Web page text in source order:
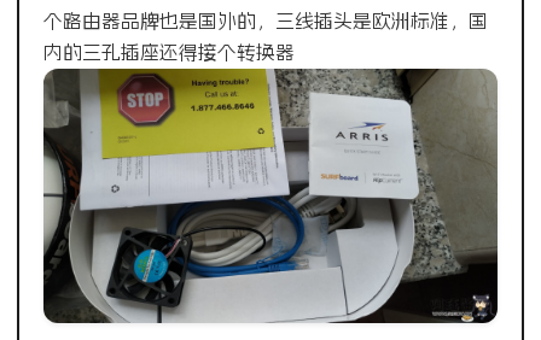
个路由器品牌也是国外的，三线插头是欧洲标准，国
内的三孔插座还得接个转换器